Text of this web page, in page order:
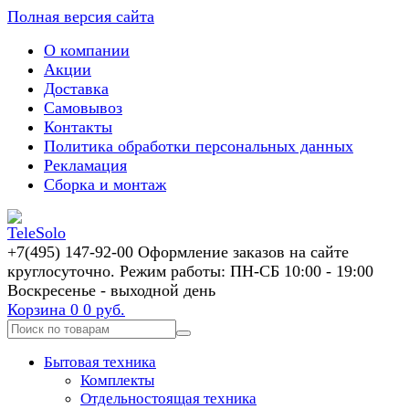
Полная версия сайта
О компании
Акции
Доставка
Самовывоз
Контакты
Политика обработки персональных данных
Рекламация
Сборка и монтаж
+7(495) 147-92-00 Оформление заказов на сайте
круглосуточно. Режим работы: ПН-СБ 10:00 - 19:00
Воскресенье - выходной день
Корзина 0 0 руб.
Бытовая техника
Комплекты
Отдельностоящая техника